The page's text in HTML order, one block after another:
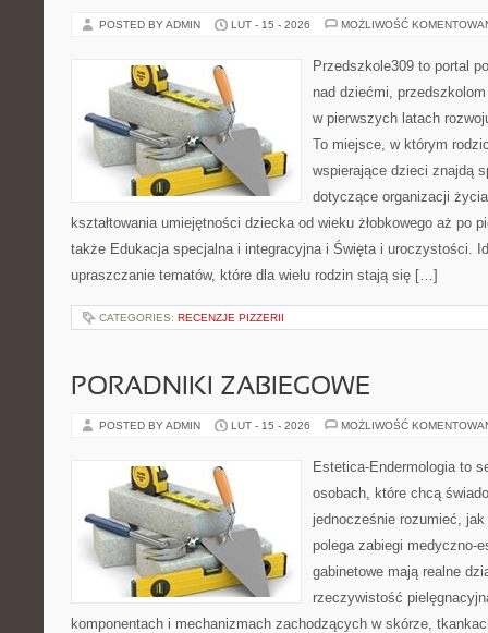
POSTED BY ADMIN LUT - 15 - 2026 MOŻLIWOŚĆ
Przedszkole309 to portal
nad dziećmi,
w pierwszych latach
To miejsce, w którym
wspierające dzieci znajdą
dotyczące organizacji
kształtowania umiejętności dziecka od wieku żłobkowego aż po
także Edukacja specjalna i integracyjna i Święta i uroczystości.
upraszczanie tematów, które dla wielu rodzin stają się […]
CATEGORIES: RECENZJE PIZZERII
PORADNIKI ZABIEGOWE
POSTED BY ADMIN LUT - 15 - 2026 MOŻLIWOŚĆ
Estetica-Endermologia to
osobach, które chcą
jednocześnie rozumieć,
polega zabiegi medyczno-
gabinetowe mają realne
rzeczywistość
komponentach i mechanizmach zachodzących w skórze,